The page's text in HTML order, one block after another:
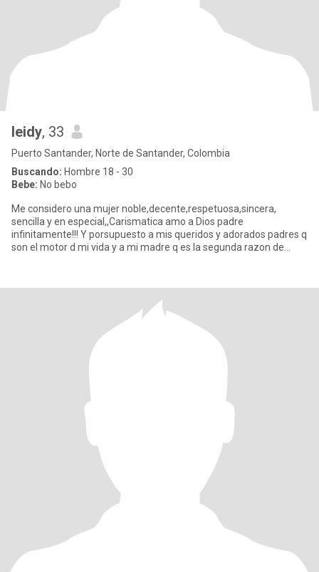
leidy, 33
Puerto Santander, Norte de Santander, Colombia
Buscando: Hombre 18 - 30
Bebe: No bebo
Me considero una mujer noble,decente,respetuosa,sincera,
sencilla y en especial,,Carismatica amo a Dios padre
infinitamente!!! Y porsupuesto a mis queridos y adorados padres q
son el motor d mi vida y a mi madre q es la segunda razon de